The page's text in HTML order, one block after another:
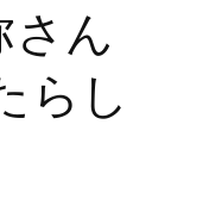
さん
らし